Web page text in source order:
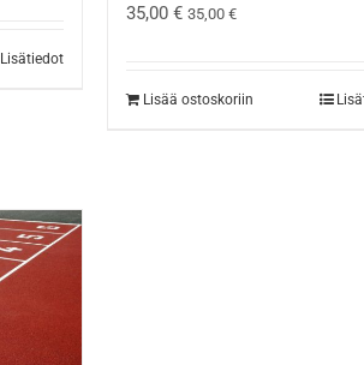
Lisätiedot
35,00 € 35,00 €
Lisää ostoskoriin